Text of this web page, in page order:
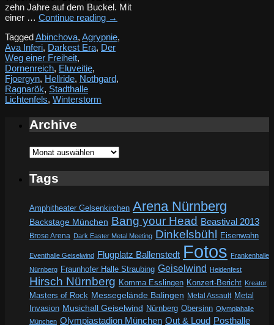
zehn Jahre auf dem Buckel. Mit
einer … Continue reading →
TaggedAbinchova, Agrypnie,
Ava Inferi, Darkest Era, Der
Weg einer Freiheit,
Dornenreich, Eluveitie,
Fjoergyn, Hellride, Nothgard,
Ragnarök, Stadthalle
Lichtenfels, Winterstorm
Archive
Archive
Tags
Amphitheater Gelsenkirchen Arena Nürnberg
Backstage München Bang your Head Beastival 2013
Brose Arena Dark Easter Metal Meeting Dinkelsbühl Eisenwahn
Eventhalle Geiselwind Flugplatz Ballenstedt Fotos Frankenhalle
Nürnberg Fraunhofer Halle Straubing Geiselwind Heidenfest
Hirsch Nürnberg Komma Esslingen Konzert-Bericht Kreator
Masters of Rock Messegelände Balingen Metal Assault Metal
Invasion Musichall Geiselwind Nürnberg Obersinn Olympiahalle
München Olympiastadion München Out & Loud Posthalle